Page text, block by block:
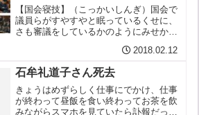
【国会寝技】（こっかいしんぎ）国会で
議員らがすやすやと眠っているくせに、
さも審議をしているかのようにみせかけ
言う。【寝技】（ねわざ）１）柔道やレ
スリングにおいて寝た姿勢で相手にかけ
るわざ。２）正規の手段や...
2018.02.12
石牟礼道子さん死去
きょうはめずらしく仕事にでかけ、仕事
が終わって昼飯を食い終わってお茶を飲
みながらスマホを見ていたら訃報だっ